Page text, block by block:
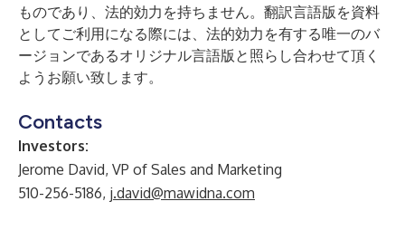
ものであり、法的効力を持ちません。翻訳言語版を資料
としてご利用になる際には、法的効力を有する唯一のバ
ージョンであるオリジナル言語版と照らし合わせて頂く
ようお願い致します。
Contacts
Investors:
Jerome David, VP of Sales and Marketing
510-256-5186, j.david@mawidna.com